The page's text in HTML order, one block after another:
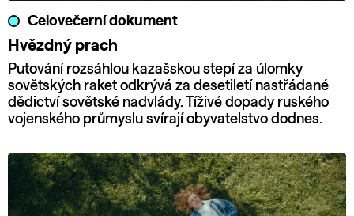
Celovečerní dokument
Hvězdný prach
Putování rozsáhlou kazašskou stepí za úlomky
sovětských raket odkrývá za desetiletí nastřádané
dědictví sovětské nadvlády. Tíživé dopady ruského
vojenského průmyslu svírají obyvatelstvo dodnes.